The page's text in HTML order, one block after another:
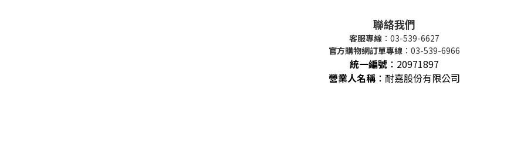
聯絡我們
客服專線 ：03-539-6627
官方購物網訂單專線 ：03-539-6966
統一編號 ： 20971897
營業人名稱 ：耐嘉股份有限公司